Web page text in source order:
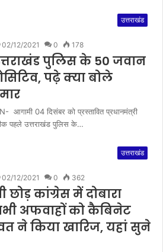
उत्तराखंड
02/12/2021 0 178
उत्तराखंड पुलिस के 50 जवान
पढ़े क्या बोले
आगामी 04 दिसंबर को प्रस्तावित प्रधानमंत्री
पहले उत्तराखंड पुलिस के…
उत्तराखंड
02/12/2021 0 362
छोड़ कांग्रेस में दोबारा
अफवाहों को कैबिनेट
ने किया खारिज, यहां सुने